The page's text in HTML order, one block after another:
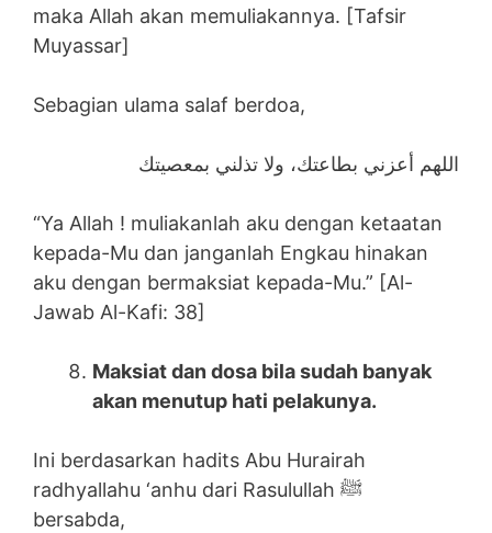
maka Allah akan memuliakannya. [Tafsir
Muyassar]
Sebagian ulama salaf berdoa,
اللهم أعزني بطاعتك، ولا تذلني بمعصيتك
“Ya Allah ! muliakanlah aku dengan ketaatan
kepada-Mu dan janganlah Engkau hinakan
aku dengan bermaksiat kepada-Mu.” [Al-
Jawab Al-Kafi: 38]
Maksiat dan dosa bila sudah banyak
akan menutup hati pelakunya.
Ini berdasarkan hadits Abu Hurairah
radhyallahu ‘anhu dari Rasulullah ﷺ
bersabda,